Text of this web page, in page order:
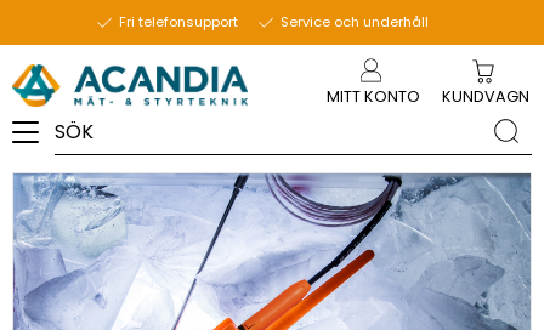
Fri telefonsupport Service och underhåll
MITT KONTO KUNDVAGN